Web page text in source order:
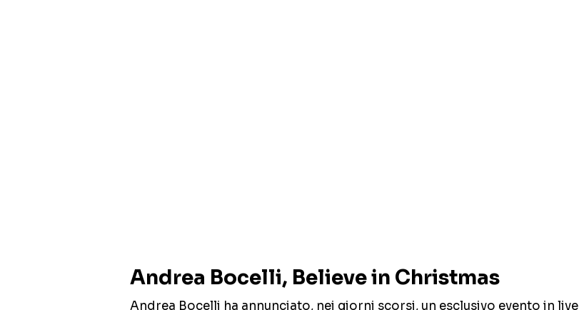
Andrea Bocelli, Believe in Christmas
Andrea Bocelli ha annunciato, nei giorni scorsi, un esclusivo evento in live